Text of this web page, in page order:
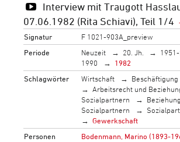
Interview mit Traugott
07.06.1982 (Rita Schiavi), Teil 1/4
Signatur
F 1021-903A_preview
Periode
Neuzeit 20. Jh.
1990
1982
Schlagwörter
Wirtschaft
Arbeitsrecht und
Sozialpartnern
Sozialpartnern
Gewerkschaft
Personen
Bodenmann, Marino (1893-